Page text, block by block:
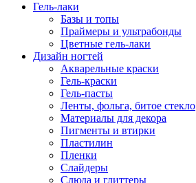
Гель-лаки
Базы и топы
Праймеры и ультрабонды
Цветные гель-лаки
Дизайн ногтей
Акварельные краски
Гель-краски
Гель-пасты
Ленты, фольга, битое стекло
Материалы для декора
Пигменты и втирки
Пластилин
Пленки
Слайдеры
Слюда и глиттеры